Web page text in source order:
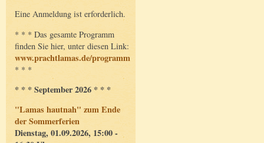
Eine Anmeldung ist erforderlich.
* * * Das gesamte Programm
finden Sie hier, unter diesen Link:
www.prachtlamas.de/programm
* * *
* * * September 2026 * * *
"Lamas hautnah" zum Ende
der Sommerferien
Dienstag, 01.09.2026, 15:00 -